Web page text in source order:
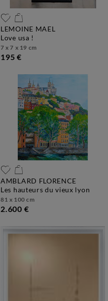
LEMOINE MAEL
love usa !
7 x 7 x 19 cm
195 €
AMBLARD FLORENCE
les hauteurs du vieux lyon
81 x 100 cm
2.600 €